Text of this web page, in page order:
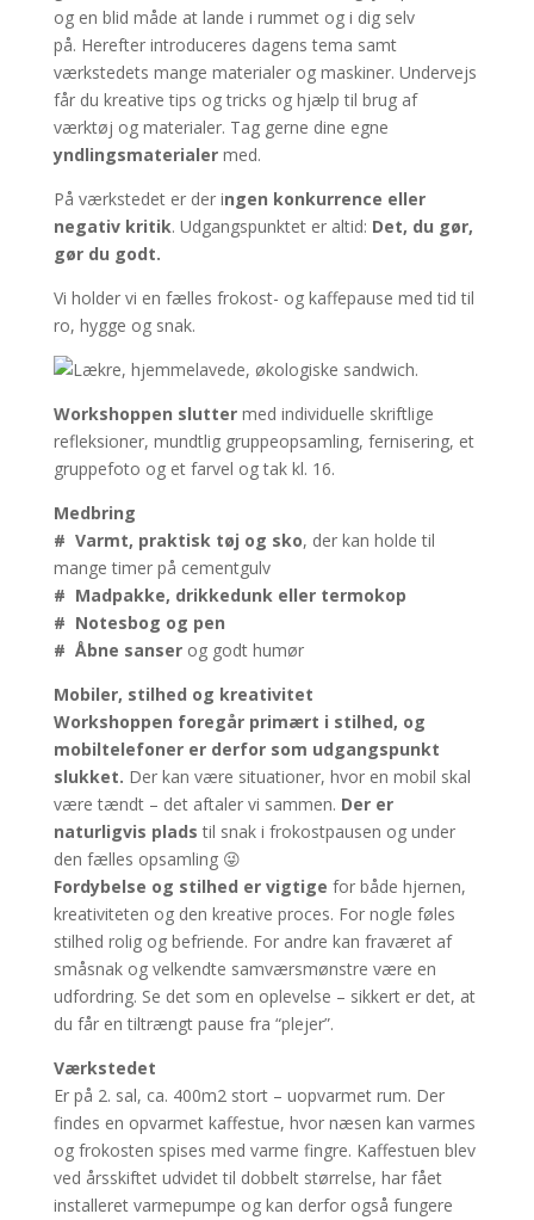
og en blid måde at lande i rummet og i dig selv
på. Herefter introduceres dagens tema samt
værkstedets mange materialer og maskiner. Undervejs
får du kreative tips og tricks og hjælp til brug af
værktøj og materialer. Tag gerne dine egne
yndlingsmaterialermed.
På værkstedet er der ingen konkurrence eller
negativ kritik. Udgangspunktet er altid: Det, du gør,
gør du godt.
Vi holder vi en fælles frokost- og kaffepause med tid til
ro, hygge og snak.
Workshoppen sluttermed individuelle skriftlige
refleksioner, mundtlig gruppeopsamling, fernisering, et
gruppefoto og et farvel og tak kl. 16.
Medbring
# Varmt, praktisk tøj og sko, der kan holde til
mange timer på cementgulv
# Madpakke, drikkedunk eller termokop
# Notesbog og pen
# Åbne sanserog godt humør
Mobiler, stilhed og kreativitet
Workshoppen foregår primært i stilhed, og
mobiltelefoner er derfor som udgangspunkt
slukket. Der kan være situationer, hvor en mobil skal
være tændt – det aftaler vi sammen. Der er
naturligvis plads til snak i frokostpausen og under
den fælles opsamling 😜
Fordybelse og stilhed er vigtige for både hjernen,
kreativiteten og den kreative proces. For nogle føles
stilhed rolig og befriende. For andre kan fraværet af
småsnak og velkendte samværsmønstre være en
udfordring. Se det som en oplevelse – sikkert er det, at
du får en tiltrængt pause fra “plejer”.
Værkstedet
Er på 2. sal, ca. 400m2 stort – uopvarmet rum. Der
findes en opvarmet kaffestue, hvor næsen kan varmes
og frokosten spises med varme fingre. Kaffestuen blev
ved årsskiftet udvidet til dobbelt størrelse, har fået
installeret varmepumpe og kan derfor også fungere